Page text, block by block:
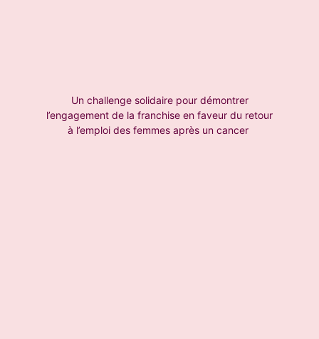
Un challenge solidaire pour démontrer
l’engagement de la franchise en faveur du retour
à l’emploi des femmes après un cancer